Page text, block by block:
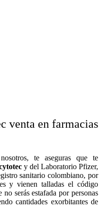
venta en farmacias
te aseguras que te
y del Laboratorio Pfizer,
sanitario colombiano, por
y vienen talladas el código
no serás estafada por personas
cantidades exorbitantes de